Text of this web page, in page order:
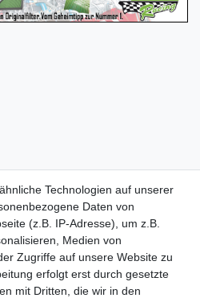
AGB
Widerrufs­recht
Technologien auf unserer
Daten von
(z.B. IP-Adresse), um z.B.
Medien von
Zugriffe auf unsere Website zu
erfolgt erst durch gesetzte
mit Dritten, die wir in den